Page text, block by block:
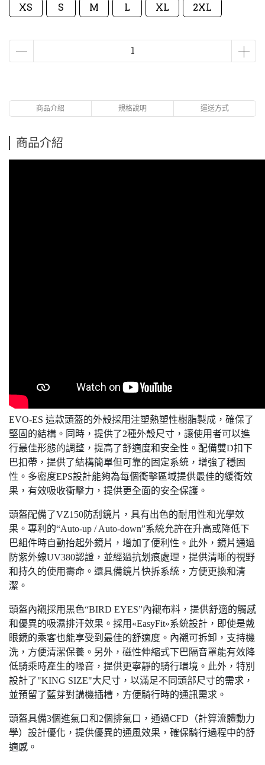
XS
S M L XL 2XL
商品介紹 規格說明 運送方式
商品介紹
EVO-ES 這款頭盔的外殼採用注塑熱塑性樹脂製成，確保了
堅固的結構。同時，提供了2種外殼尺寸，讓使用者可以進
行最佳形態的調整，提高了舒適度和安全性。配備雙D扣下
巴扣帶，提供了結構簡單但可靠的固定系統，增強了穩固
性。多密度EPS設計能夠為每個衝擊區域提供最佳的緩衝效
果，有效吸收衝擊力，提供更全面的安全保護。
頭盔配備了VZ150防刮鏡片，具有出色的耐用性和光學效
果。專利的“Auto-up / Auto-down”系統允許在升高或降低下
巴組件時自動抬起外鏡片，增加了便利性。此外，鏡片通過
防紫外線UV380認證，並經過抗划痕處理，提供清晰的視野
和持久的使用壽命。還具備鏡片快拆系統，方便更換和清
潔。
頭盔內襯採用黑色“BIRD EYES”內襯布料，提供舒適的觸感
和優異的吸濕排汗效果。採用«EasyFit»系統設計，即使是戴
眼鏡的乘客也能享受到最佳的舒適度。內襯可拆卸，支持機
洗，方便清潔保養。另外，磁性伸縮式下巴隔音罩能有效降
低騎乘時產生的噪音，提供更寧靜的騎行環境。此外，特別
設計了"KING SIZE"大尺寸，以滿足不同頭部尺寸的需求，
並預留了藍芽對講機插槽，方便騎行時的通訊需求。
頭盔具備3個進氣口和2個排氣口，通過CFD（計算流體動力
學）設計優化，提供優異的通風效果，確保騎行過程中的舒
適感。